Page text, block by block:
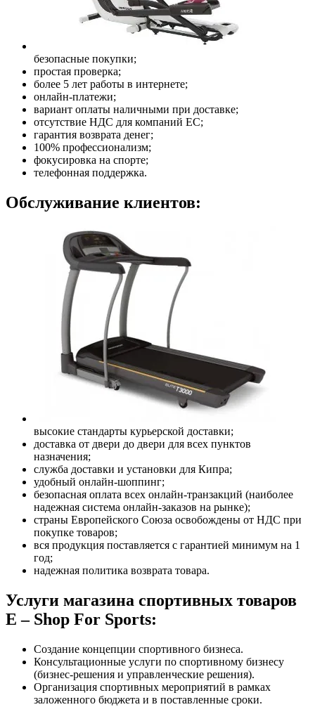
безопасные покупки;
простая проверка;
более 5 лет работы в интернете;
онлайн-платежи;
вариант оплаты наличными при доставке;
отсутствие НДС для компаний ЕС;
гарантия возврата денег;
100% профессионализм;
фокусировка на спорте;
телефонная поддержка.
Обслуживание клиентов:
высокие стандарты курьерской доставки;
доставка от двери до двери для всех пунктов
назначения;
служба доставки и установки для Кипра;
удобный онлайн-шоппинг;
безопасная оплата всех онлайн-транзакций (наиболее
надежная система онлайн-заказов на рынке);
страны Европейского Союза освобождены от НДС при
покупке товаров;
вся продукция поставляется с гарантией минимум на 1
год;
надежная политика возврата товара.
Услуги магазина спортивных товаров
E – Shop For Sports:
Создание концепции спортивного бизнеса.
Консультационные услуги по спортивному бизнесу
(бизнес-решения и управленческие решения).
Организация спортивных мероприятий в рамках
заложенного бюджета и в поставленные сроки.